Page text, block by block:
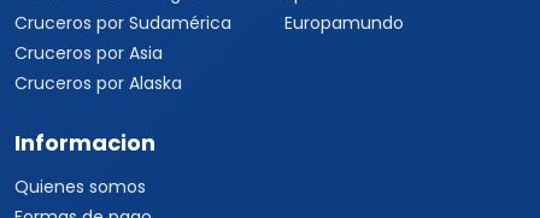
Cruceros por Sudamérica
Cruceros por Asia
Cruceros por Alaska
Europamundo
Informacion
Quienes somos